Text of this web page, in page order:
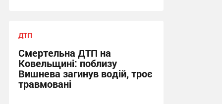
ДТП
Смертельна ДТП на
Ковельщині: поблизу
Вишнева загинув водій, троє
травмовані